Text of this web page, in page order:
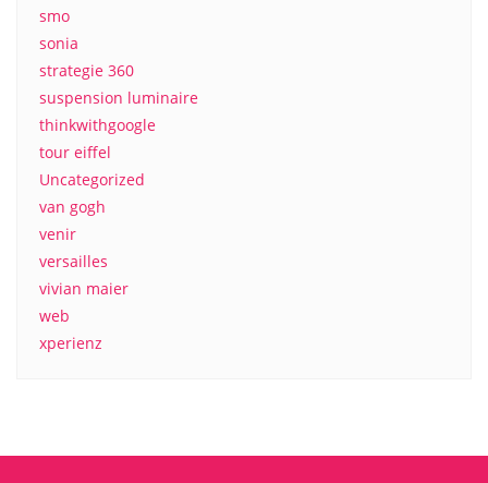
smo
sonia
strategie 360
suspension luminaire
thinkwithgoogle
tour eiffel
Uncategorized
van gogh
venir
versailles
vivian maier
web
xperienz